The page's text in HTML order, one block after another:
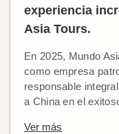
experiencia
Asia Tours.
En 2025, Mundo
como empresa
responsable
a China en el
Ver más